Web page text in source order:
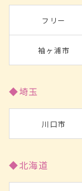
フリー
袖ヶ浦市
◆埼玉
川口市
◆北海道